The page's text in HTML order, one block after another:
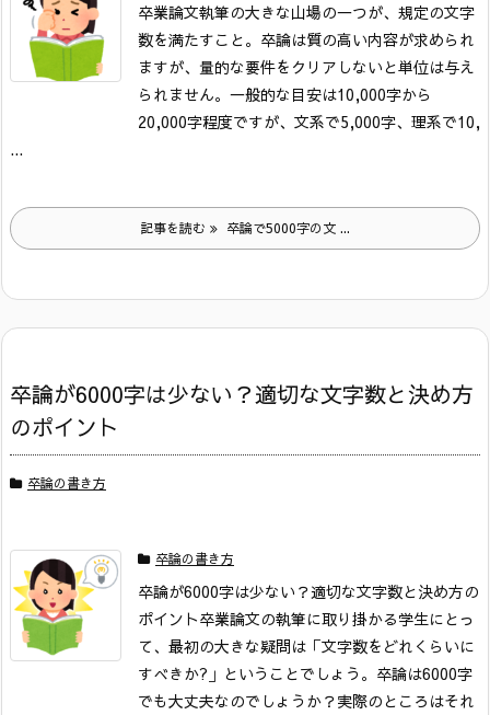
卒業論文執筆の大きな山場の一つが、規定の文字
数を満たすこと。卒論は質の高い内容が求められ
ますが、量的な要件をクリアしないと単位は与え
られません。一般的な目安は10,000字から
20,000字程度ですが、文系で5,000字、理系で10,
...
記事を読む 卒論で5000字の文 ...
卒論が6000字は少ない？適切な文字数と決め方
のポイント
卒論の書き方
卒論の書き方
卒論が6000字は少ない？適切な文字数と決め方の
ポイント卒業論文の執筆に取り掛かる学生にとっ
て、最初の大きな疑問は「文字数をどれくらいに
すべきか?」ということでしょう。卒論は6000字
でも大丈夫なのでしょうか？実際のところはそれ